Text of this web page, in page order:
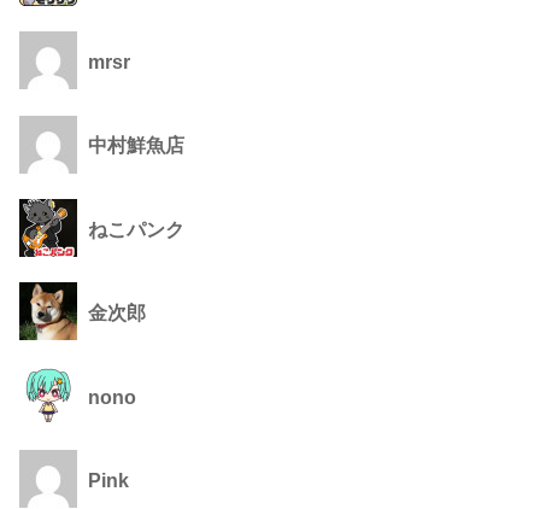
mrsr
中村鮮魚店
ねこパンク
金次郎
nono
Pink